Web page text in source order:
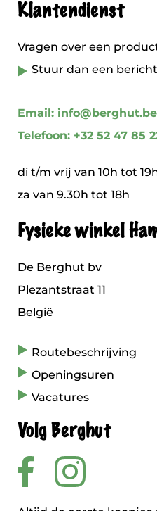
Klantendienst
Vragen over een
Stuur dan een
Email: info@berghut.be
Telefoon: +32 52 47 85
di t/m vrij van 10h tot
za van 9.30h tot 18h
Fysieke winkel
De Berghut bv
Plezantstraat 11
België
Routebeschrijving
Openingsuren
Vacatures
Volg Berghut